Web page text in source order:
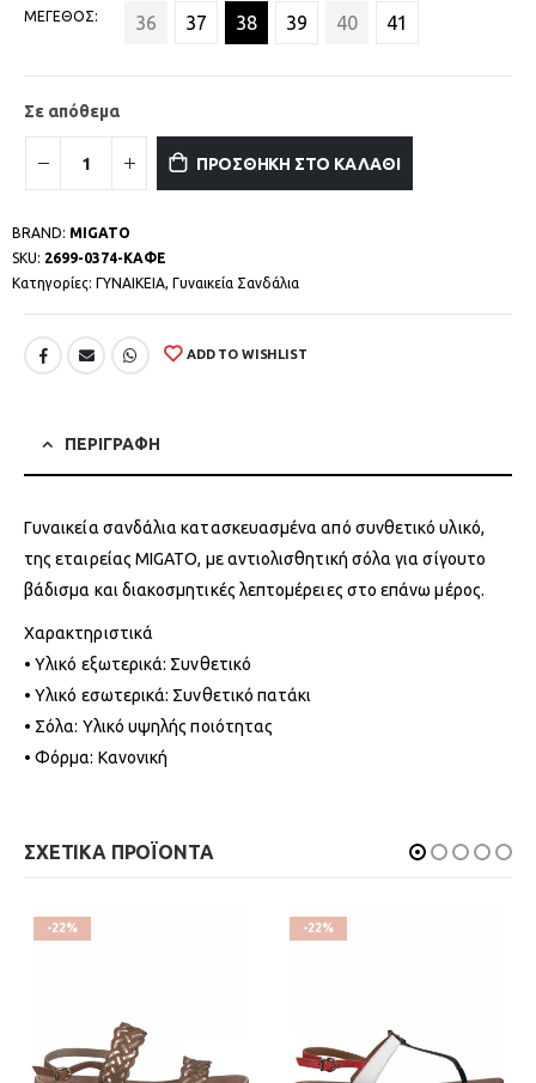
ΜΕΓΕΘΟΣ 36 37 38 39 40 41
Σε απόθεμα
ΠΡΟΣΘΗΚΗ ΣΤΟ ΚΑΛΑΘΙ
BRAND: MIGATO
SKU: 2699-0374-ΚΑΦΕ
Κατηγορίες: ΓΥΝΑΙΚΕΙΑ, Γυναικεία Σανδάλια
ADD TO WISHLIST
ΠΕΡΙΓΡΑΦΗ
Γυναικεία σανδάλια κατασκευασμένα από συνθετικό υλικό,
της εταιρείας MIGATO, με αντιολισθητική σόλα για σίγουτο
βάδισμα και διακοσμητικές λεπτομέρειες στο επάνω μέρος.
Χαρακτηριστικά
• Υλικό εξωτερικά: Συνθετικό
• Υλικό εσωτερικά: Συνθετικό πατάκι
• Σόλα: Υλικό υψηλής ποιότητας
• Φόρμα: Κανονική
ΣΧΕΤΙΚΑ ΠΡΟΪΟΝΤΑ
-22% -22%